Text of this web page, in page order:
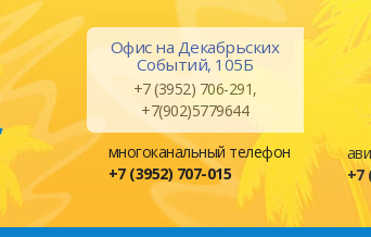
Офис на Декабрьских
Событий, 105Б
+7 (3952) 706-291,
+7(902)5779644
многоканальный телефон
+7 (3952) 707-015
+7